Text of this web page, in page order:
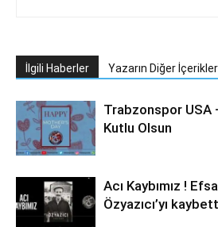
İlgili Haberler Yazarın Diğer
Trabzonspor USA
Kutlu Olsun
Acı Kaybımız !
Özyazıcı’yı